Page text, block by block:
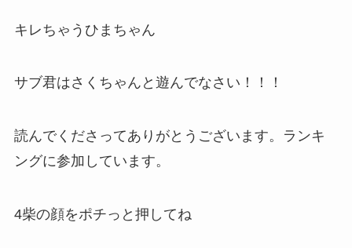
キレちゃうひまちゃん
サブ君はさくちゃんと遊んでなさい！！！
読んでくださってありがとうございます。ランキ
ングに参加しています。
4柴の顔をポチっと押してね